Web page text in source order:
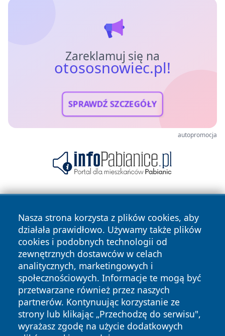
Zareklamuj się na
otososnowiec.pl!
SPRAWDŹ SZCZEGÓŁY
autopromocja
Nasza strona korzysta z plików cookies, aby
działała prawidłowo. Używamy także plików
cookies i podobnych technologii od
zewnętrznych dostawców w celach
analitycznych, marketingowych i
społecznościowych. Informacje te mogą być
przetwarzane również przez naszych
partnerów. Kontynuując korzystanie ze
strony lub klikając „Przechodzę do serwisu",
wyrażasz zgodę na użycie dodatkowych
Copyright © 2026 otososnowiec.pl Wszystkie prawa
zastrzeżone.
News Autorzy
Polityka
Prywatności
Polityka
Cookies